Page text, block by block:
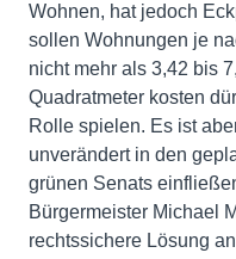
Wohnen, hat jedoch
sollen Wohnungen je
nicht mehr als 3,42 bis
Quadratmeter kosten
Rolle spielen. Es ist
unverändert in den
grünen Senats
Bürgermeister Michael
rechtssichere Lösung